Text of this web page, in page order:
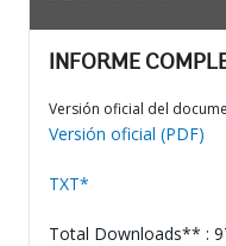
INFORME
Versión oficial del
Versión oficial (PDF)
TXT*
Total Downloads** :